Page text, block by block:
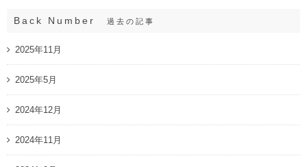
Back Number 過去の記事
2025年11月
2025年5月
2024年12月
2024年11月